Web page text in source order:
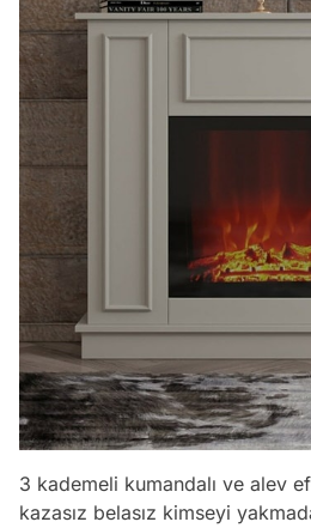
3 kademeli kumandalı ve alev
kazasız belasız kimseyi